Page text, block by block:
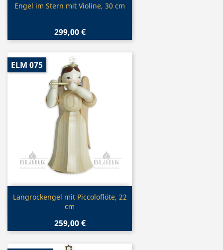
Vorschau
Engel im Stern mit Violine, 30 cm
299,00 €
Vorschau
Langrockengel mit Piccoloflöte, 22
cm
259,00 €
ELM 075